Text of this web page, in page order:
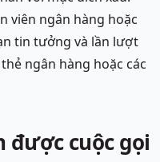
viên ngân hàng hoặc
tin tưởng và lần lượt
ngân hàng hoặc các
được cuộc gọi